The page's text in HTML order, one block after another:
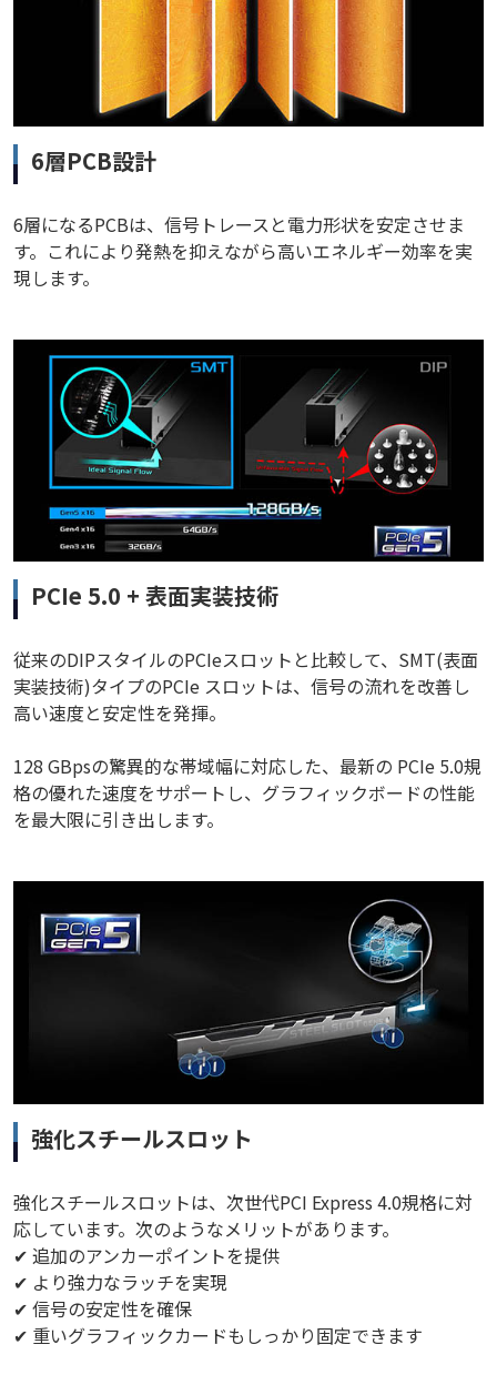
6層PCB設計
6層になるPCBは、信号トレースと電力形状を安定させま
す。これにより発熱を抑えながら高いエネルギー効率を実
現します。
PCIe 5.0 + 表面実装技術
従来のDIPスタイルのPCIeスロットと比較して、SMT(表面
実装技術)タイプのPCIe スロットは、信号の流れを改善し
高い速度と安定性を発揮。
128 GBpsの驚異的な帯域幅に対応した、最新の PCIe 5.0規
格の優れた速度をサポートし、グラフィックボードの性能
を最大限に引き出します。
強化スチールスロット
強化スチールスロットは、次世代PCI Express 4.0規格に対
応しています。次のようなメリットがあります。
✔ 追加のアンカーポイントを提供
✔ より強力なラッチを実現
✔ 信号の安定性を確保
✔ 重いグラフィックカードもしっかり固定できます